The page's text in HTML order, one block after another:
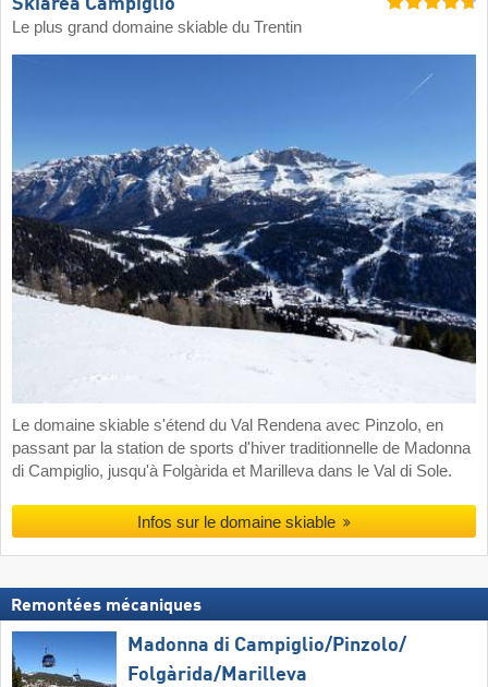
Le plus grand domaine skiable du Trentin
Le domaine skiable s'étend du Val Rendena avec Pinzolo, en
passant par la station de sports d'hiver traditionnelle de Madonna
di Campiglio, jusqu'à Folgàrida et Marilleva dans le Val di Sole.
Infos sur le domaine skiable
Remontées mécaniques
Madonna di Campiglio/​Pinzolo/​
Folgàrida/​Marilleva